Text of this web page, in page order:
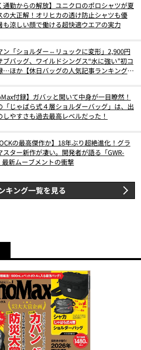
通勤からの解放】ユニクロのポロシャツが夏
の大正解！オリヒカの透け防止シャツも優
も涼しい顔で働ける超快適ウエアの実力
ン「ショルダー⇔リュックに変形」2,900円
ブバッグ、ワイルドシングス“水に強い”初コ
…ほか【休日バッグの人気記事ランキングベ
付録】ガバッと開いて中身が一目瞭然！
「じゃばら式４層ショルダーバッグ」は、出
しやすさも過去最高レベルだった！
の最高傑作か】18年ぶり超絶進化！グラ
スター新作が凄い。開発者が語る「GWR-
最新ムーブメントの衝撃
キング一覧を見る